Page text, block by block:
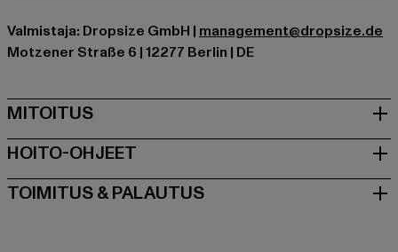
Valmistaja: Dropsize GmbH | management@dropsize.de
Motzener Straße 6 | 12277 Berlin | DE
MITOITUS
HOITO-OHJEET
TOIMITUS & PALAUTUS